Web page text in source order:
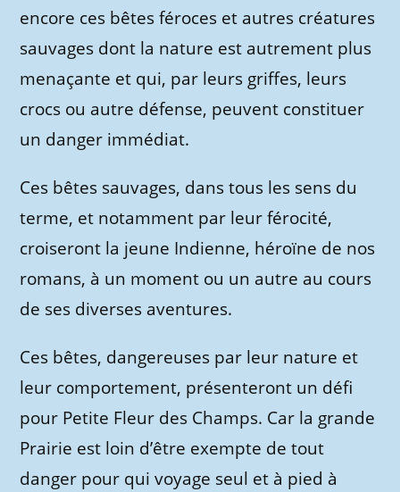
encore ces bêtes féroces et autres créatures
sauvages dont la nature est autrement plus
menaçante et qui, par leurs griffes, leurs
crocs ou autre défense, peuvent constituer
un danger immédiat.
Ces bêtes sauvages, dans tous les sens du
terme, et notamment par leur férocité,
croiseront la jeune Indienne, héroïne de nos
romans, à un moment ou un autre au cours
de ses diverses aventures.
Ces bêtes, dangereuses par leur nature et
leur comportement, présenteront un défi
pour Petite Fleur des Champs. Car la grande
Prairie est loin d’être exempte de tout
danger pour qui voyage seul et à pied à